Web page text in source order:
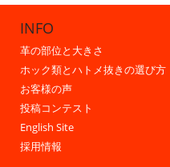
INFO
革の部位と大きさ
ホック類とハトメ抜きの選び方
お客様の声
投稿コンテスト
English Site
採用情報